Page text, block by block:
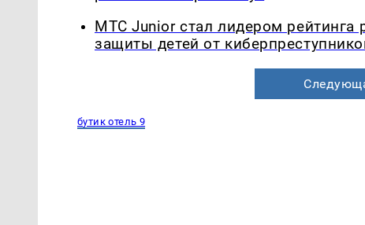
МТС Junior стал лидером рейтинга
защиты детей от
бутик отель 9